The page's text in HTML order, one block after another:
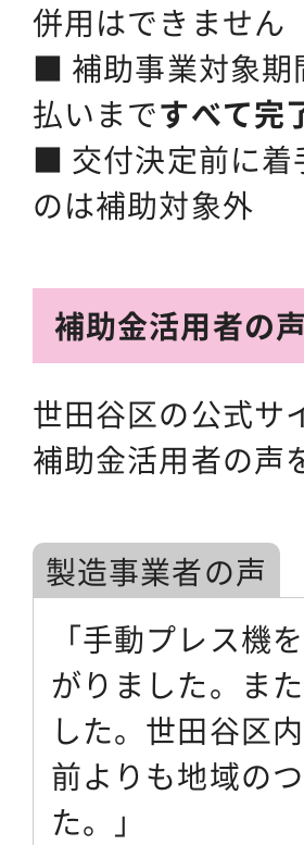
併用はできません
■ 補助事業対象期
払いまですべて完
■ 交付決定前に着
のは補助対象外
補助金活用者の声
世田谷区の公式サ
補助金活用者の声
製造事業者の声
「手動プレス機
がりました。ま
した。世田谷区
前よりも地域の
た。」